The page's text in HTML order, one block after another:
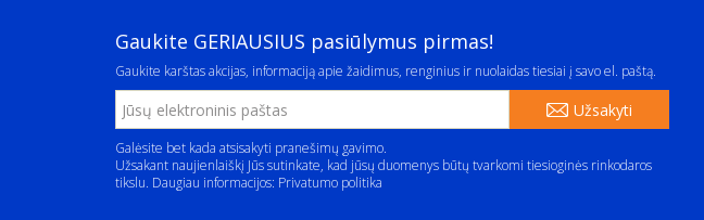
Gaukite GERIAUSIUS pasiūlymus pirmas!
Gaukite karštas akcijas, informaciją apie žaidimus, renginius ir nuolaidas tiesiai į savo el. paštą.
Užsakyti
Galėsite bet kada atsisakyti pranešimų gavimo.
Užsakant naujienlaiškį Jūs sutinkate, kad jūsų duomenys būtų tvarkomi tiesioginės rinkodaros
tikslu. Daugiau informacijos: Privatumo politika